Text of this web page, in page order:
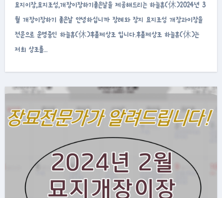
묘지이장,묘지조성,개장이장하기좋은날을 제공해드리는 하늘휴(休)2024년 3
월 개장이장하기 좋은날 안녕하십니까 장례와 장지 묘지조성 개장과이장을
전문으로 운영중인 하늘휴(休)후불제상조 입니다.후불제상조 하늘휴(休)는
저희 상조를…